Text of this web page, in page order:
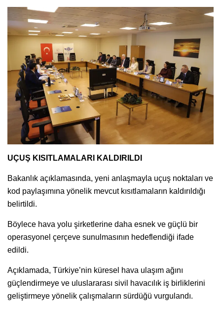
UÇUŞ KISITLAMALARI KALDIRILDI
Bakanlık açıklamasında, yeni anlaşmayla uçuş noktaları ve
kod paylaşımına yönelik mevcut kısıtlamaların kaldırıldığı
belirtildi.
Böylece hava yolu şirketlerine daha esnek ve güçlü bir
operasyonel çerçeve sunulmasının hedeflendiği ifade
edildi.
Açıklamada, Türkiye’nin küresel hava ulaşım ağını
güçlendirmeye ve uluslararası sivil havacılık iş birliklerini
geliştirmeye yönelik çalışmaların sürdüğü vurgulandı.